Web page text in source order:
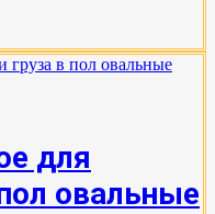
для
овальные